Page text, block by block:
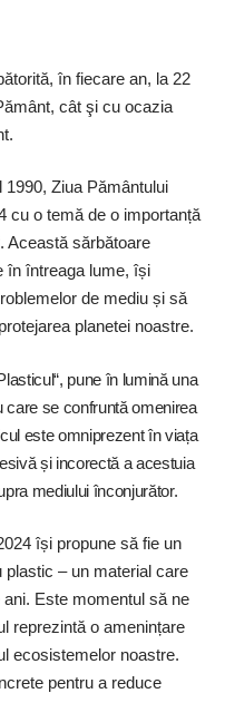
în fiecare an, la 22
cât şi cu ocazia
Ziua Pământului
cu o temă de o importanță
Această sărbătoare
în întreaga lume, își
de mediu și să
planetei noastre.
pune în lumină una
care se confruntă omenirea
este omniprezent în viața
și incorectă a acestuia
mediului înconjurător.
își propune să fie un
– un material care
Este momentul să ne
reprezintă o amenințare
ecosistemelor noastre.
pentru a reduce